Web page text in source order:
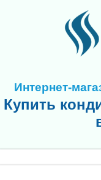
Интернет-
Купить